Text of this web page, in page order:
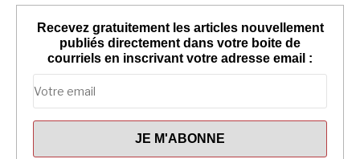
Recevez gratuitement les articles nouvellement
publiés directement dans votre boite de
courriels en inscrivant votre adresse email :